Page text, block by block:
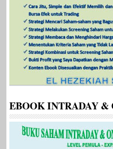
EBOOK INTRADAY &